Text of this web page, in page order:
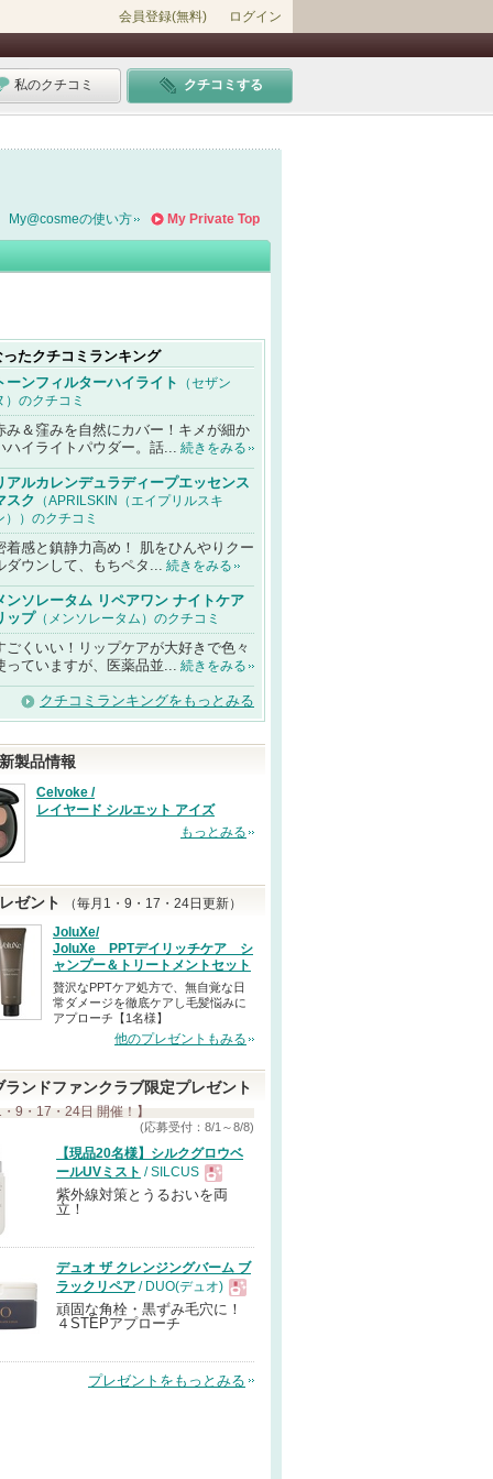
会員登録(無料) ログイン
私のクチコミ クチコミする
My Private Top
My@cosmeの使い方
たクチコミランキング
ーンフィルターハイライト
（セザン
）のクチコミ
み＆窪みを自然にカバー！キメが細か
ハイライトパウダー。話... 続きをみる
アルカレンデュラディープエッセンス
スク （APRILSKIN（エイプリルスキ
））のクチコミ
着感と鎮静力高め！ 肌をひんやりクー
ダウンして、もちペタ... 続きをみる
ンソレータム リペアワン ナイトケア
ップ（メンソレータム）のクチコミ
ごくいい！リップケアが大好きで色々
っていますが、医薬品並... 続きをみる
クチコミランキングをもっとみる
製品情報
Celvoke /
レイヤード シルエット アイズ
もっとみる
ゼント
（毎月1・9・17・24日更新）
JoluXe/
JoluXe PPTデイリッチケア シ
ャンプー＆トリートメントセット
贅沢なPPTケア処方で、無自覚な日
常ダメージを徹底ケアし毛髪悩みに
アプローチ【1名様】
他のプレゼントもみる
ランドファンクラブ限定プレゼント
・9・17・24日 開催！】
(応募受付：8/1～8/8)
【現品20名様】シルクグロウベ
ールUVミスト / SILCUS
現
品
紫外線対策とうるおいを両
立！
デュオ ザ クレンジングバーム ブ
ラックリペア / DUO(デュオ)
現
品
頑固な角栓・黒ずみ毛穴に！
４STEPアプローチ
プレゼントをもっとみる